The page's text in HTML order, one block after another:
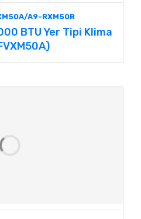
A9-RXM50R
BTU Yer Tipi Klima